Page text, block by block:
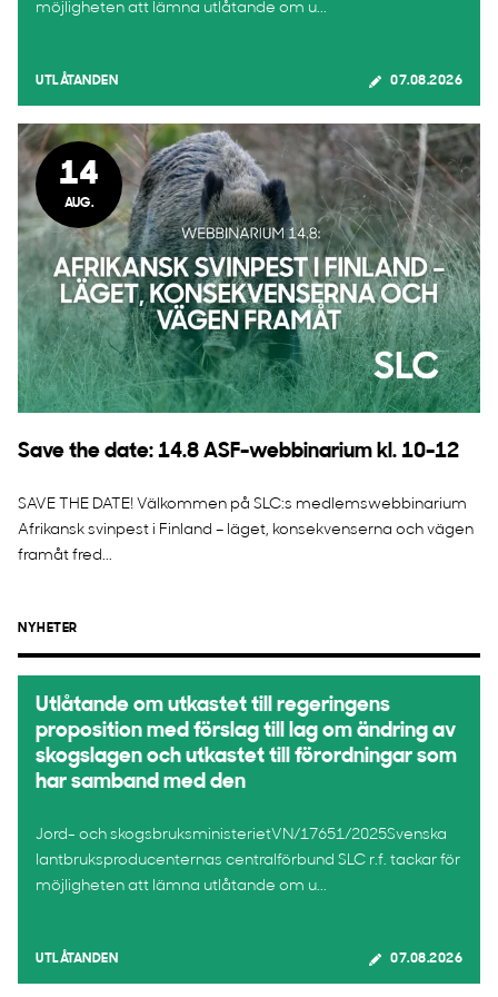
möjligheten att lämna utlåtande om u...
UTLÅTANDEN 07.08.2026
14
AUG.
Save the date: 14.8 ASF-webbinarium kl. 10-12
SAVE THE DATE! Välkommen på SLC:s medlemswebbinarium
Afrikansk svinpest i Finland – läget, konsekvenserna och vägen
framåt fred...
NYHETER
Utlåtande om utkastet till regeringens
proposition med förslag till lag om ändring av
skogslagen och utkastet till förordningar som
har samband med den
Jord- och skogsbruksministerietVN/17651/2025Svenska
lantbruksproducenternas centralförbund SLC r.f. tackar för
möjligheten att lämna utlåtande om u...
UTLÅTANDEN 07.08.2026